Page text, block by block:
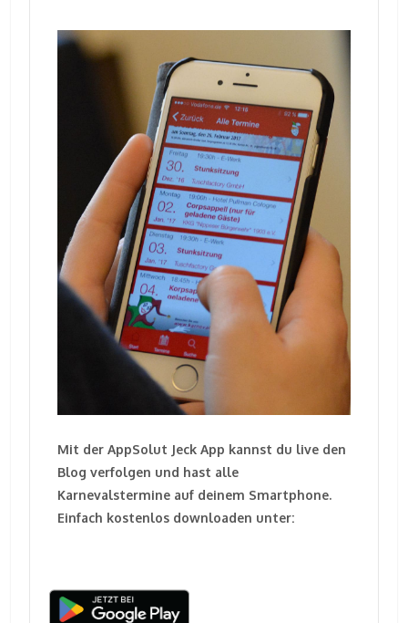
Mit der AppSolut Jeck App kannst du live den
Blog verfolgen und hast alle
Karnevalstermine auf deinem Smartphone.
Einfach kostenlos downloaden unter: